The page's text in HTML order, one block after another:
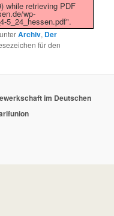
while retrieving PDF
wp-
5_24_hessen.pdf".
unterArchiv, Der
für den
im Deutschen